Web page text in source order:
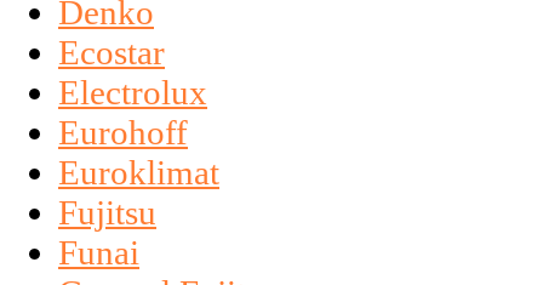
Denko
Ecostar
Electrolux
Eurohoff
Euroklimat
Fujitsu
Funai